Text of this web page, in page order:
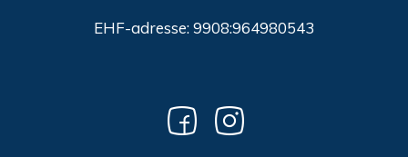
EHF-adresse: 9908:964980543